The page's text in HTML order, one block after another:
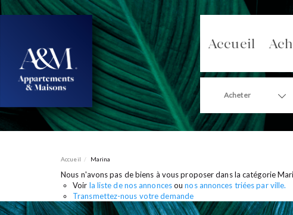
Accueil
Acheter
Accueil Marina
Nous n'avons pas de biens à vous proposer dans la catégorie
Voir la liste de nos annoncesounos annonces triées par ville.
Transmettez-nous votre demande